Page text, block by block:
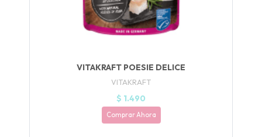
VITAKRAFT POESIE DELICE
VITAKRAFT
$ 1.490
Comprar Ahora